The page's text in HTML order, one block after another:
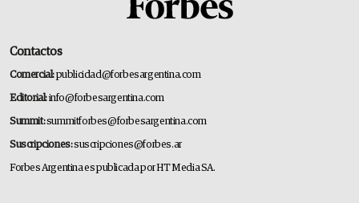
Contactos
Comercial:publicidad@forbesargentina.com
Editorial:info@forbesargentina.com
Summit:summitforbes@forbesargentina.com
Suscripciones:suscripciones@forbes.ar
Forbes Argentina es publicada por HT Media SA.